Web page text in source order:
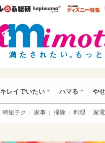
ウレぴあ総研ハピママ*
キレイでいたい ハマる や
時短テク 家事 掃除 料理 家電